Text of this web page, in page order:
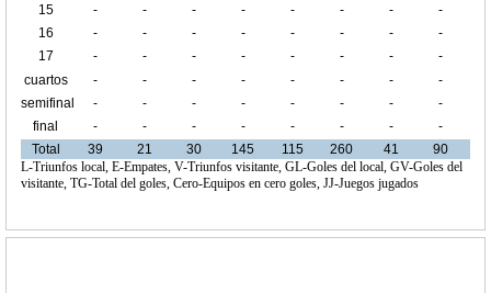
15
- - - - - - -
-
16
- - - - - - -
-
17
- - - - - - -
-
cuartos
de final
- - - - - - -
-
semifinal
- - - - - - -
-
final
- - - - - - -
-
Total
39 21 30 145 115 260 41
90
L-Triunfos local, E-Empates, V-Triunfos visitante, GL-Goles del local, GV-Goles del
visitante, TG-Total del goles, Cero-Equipos en cero goles, JJ-Juegos jugados